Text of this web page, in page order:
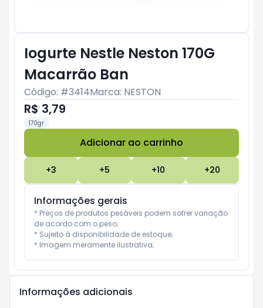
Iogurte Nestle Neston 170G
Macarrão Ban
Código: #3414Marca: NESTON
R$ 3,79
170gr
Adicionar ao carrinho
+3 +5 +10 +20
Informações gerais
* Preços de produtos pesáveis podem sofrer variação
de acordo com o peso;
* Sujeito à disponibilidade de estoque;
* Imagem meramente ilustrativa;
Informações adicionais